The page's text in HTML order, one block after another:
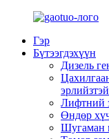
Гэр
Бүтээгдэхүүн
Дизель
Лифтний
Өндөр
Шугаман